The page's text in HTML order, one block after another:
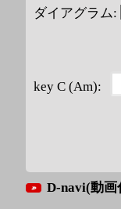
ダイアグラム:
key C (Am):
D-navi(動画